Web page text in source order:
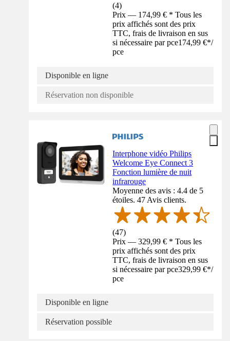
(4)
Prix — 174,99 € * Tous les
prix affichés sont des prix
TTC, frais de livraison en sus
si nécessaire par pce174,99 €*/
pce
Disponible en ligne
Réservation non disponible
Interphone vidéo Philips
Welcome Eye Connect 3
Fonction lumière de nuit
infrarouge
Moyenne des avis : 4.4 de 5
étoiles. 47 Avis clients.
(47)
Prix — 329,99 € * Tous les
prix affichés sont des prix
TTC, frais de livraison en sus
si nécessaire par pce329,99 €*/
pce
Disponible en ligne
Réservation possible